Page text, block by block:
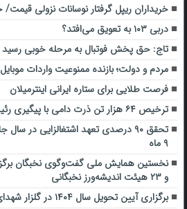
خریداران ریپل گرفتار نوسانات نزولی
دربی ۱۰۳ به تعویق می‌افتد؟
تاج: حق پخش فوتبال به مرحله خوبی رسید
مردم و دولت؛ بازنده ممنوعیت واردات موبایل
فرصت طلایی برای ستاره ایرانی اینترمیلان
ترخیص ۶۴ هزار تن ذرت دامی با پیگیری رئیس کل دادگستری خوزستان
۹ ماه
نخستین همایش ملی گفت‌وگوی نخبگان
و ۲۳ هیئت اندیشه‌ورز نخبگانی
برگزاری آیین تحویل سال ۱۴۰۴ در گلزار شهدای بوشهر